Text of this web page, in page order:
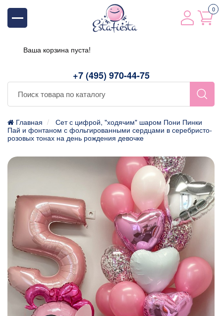
+7 (495) 970-44-75
0
Ваша корзина пуста!
Главная
Сет с цифрой, "ходячим" шаром Пони Пинки
Пай и фонтаном с фольгированными сердцами в серебристо-
розовых тонах на день рождения девочке